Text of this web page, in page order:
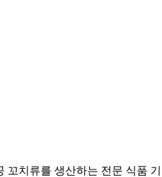
치류를 생산하는 전문 식품